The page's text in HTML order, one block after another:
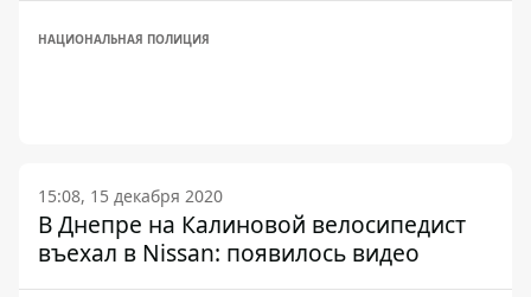
НАЦИОНАЛЬНАЯ ПОЛИЦИЯ
15:08, 15 декабря 2020
В Днепре на Калиновой велосипедист
въехал в Nissan: появилось видео